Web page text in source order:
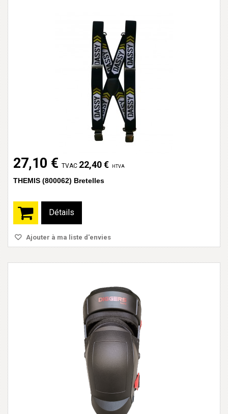
27,10 € TVAC 22,40 € HTVA
THEMIS (800062) Bretelles
Détails
Ajouter à ma liste d'envies